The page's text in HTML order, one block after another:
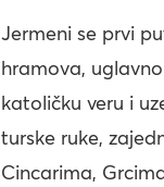
Jermeni se prvi
hramova,
katoličku veru i
turske ruke,
Cincarima,